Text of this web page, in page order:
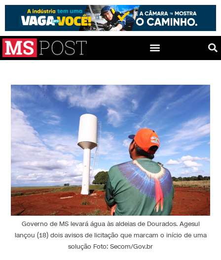
Governo de MS levará água às aldeias de Dourados. Agesul
lançou (18) dois avisos de licitação que marcam o início de uma
solução Foto: Secom/Gov.br